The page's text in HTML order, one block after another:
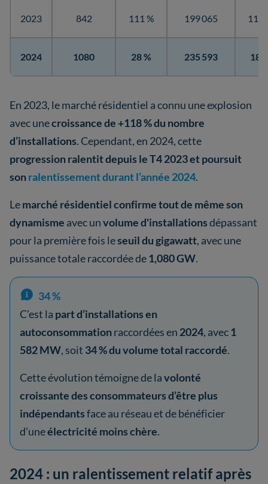
2023 842 111 % 199 065 118
2024 1080 28 % 235 593 18
En 2023, le marché résidentiel a connu une explosion
avec unecroissance de +118 % du nombre
d’installations. Cependant, en 2024, cette
progression ralentit depuis le T4 2023 et poursuit
sonralentissement durant l’année 2024.
Lemarché résidentiel confirme tout de même son
dynamisme avec unvolume d'installationsdépassant
pour la première fois leseuil du gigawatt, avec une
puissance totale raccordée de1,080 GW.
34 %
C’est la part d’installations en
autoconsommationraccordées en 2024, avec1
582 MW, soit 34 % du volume total raccordé.
Cette évolution témoigne de lavolonté
croissante des consommateurs d’être plus
indépendantsface au réseau et de bénéficier
d’uneélectricité moins chère.
2024 : un ralentissement relatif après